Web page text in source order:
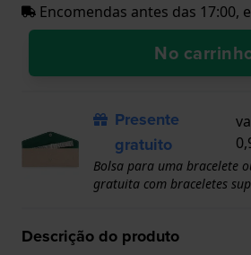
Encomendas antes das 17:00,
No
Presente
gratuito
Bolsa para uma bracelete
gratuita com braceletes
Descrição do produto